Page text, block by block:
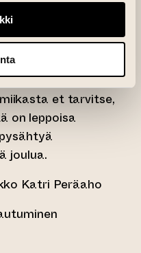
mahdollista saada
työt poltetaan ja
joko kirkkaalla tai
vetäjän toimesta.
sisällä.
et tarvitse,
on leppoisa
joulua.
Katri Peräaho